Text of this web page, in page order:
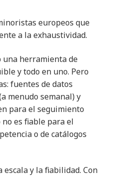
europeos que
a la exhaustividad.
una herramienta de
y todo en uno. Pero
fuentes de datos
menudo semanal) y
para el seguimiento
es fiable para el
o de catálogos
escala y la fiabilidad. Con